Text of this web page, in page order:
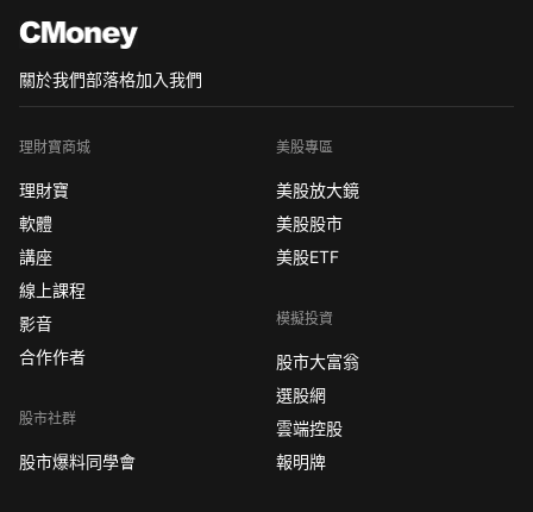
關於我們部落格加入我們
理財寶商城
理財寶
軟體
講座
線上課程
影音
合作作者
股市社群
股市爆料同學會
美股專區
美股放大鏡
美股股市
美股ETF
模擬投資
股市大富翁
選股網
雲端控股
報明牌